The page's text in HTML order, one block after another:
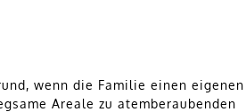
wenn die Familie einen eigenen
Areale zu atemberaubenden